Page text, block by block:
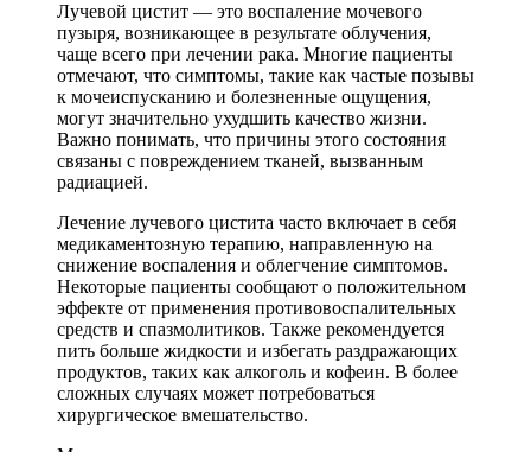
Лучевой цистит — это воспаление мочевого
пузыря, возникающее в результате облучения,
чаще всего при лечении рака. Многие пациенты
отмечают, что симптомы, такие как частые позывы
к мочеиспусканию и болезненные ощущения,
могут значительно ухудшить качество жизни.
Важно понимать, что причины этого состояния
связаны с повреждением тканей, вызванным
радиацией.
Лечение лучевого цистита часто включает в себя
медикаментозную терапию, направленную на
снижение воспаления и облегчение симптомов.
Некоторые пациенты сообщают о положительном
эффекте от применения противовоспалительных
средств и спазмолитиков. Также рекомендуется
пить больше жидкости и избегать раздражающих
продуктов, таких как алкоголь и кофеин. В более
сложных случаях может потребоваться
хирургическое вмешательство.